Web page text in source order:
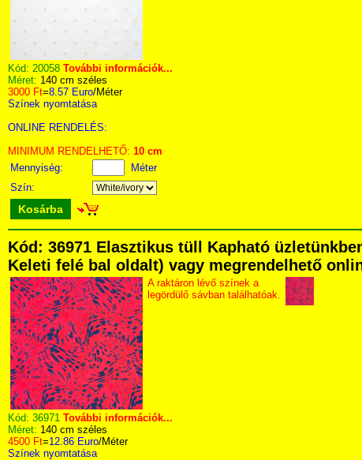
Kód: 20058 További információk...
Méret: 140 cm széles
3000 Ft=8.57 Euro/Méter
Színek nyomtatása
ONLINE RENDELÉS:
MINIMUM RENDELHETŐ: 10 cm
Mennyiség:
Méter
Szín:
Kosárba
Kód: 36971 Elasztikus tüll Kapható
Keleti felé bal oldalt) vagy megrendelhető
A raktáron lévő színek a
legördülő sávban találhatóak.
Kód: 36971 További információk...
Méret: 140 cm széles
4500 Ft=12.86 Euro/Méter
Színek nyomtatása